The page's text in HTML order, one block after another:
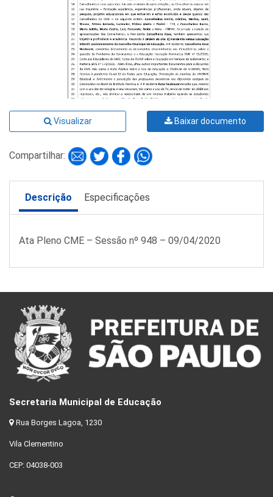
Visualizar Baixar documento
Compartilhar:
Descrição Especificações
Ata Pleno CME – Sessão nº 948 – 09/04/2020
Secretaria Municipal de Educação
Rua Borges Lagoa, 1230
Vila Clementino
CEP: 04038-003